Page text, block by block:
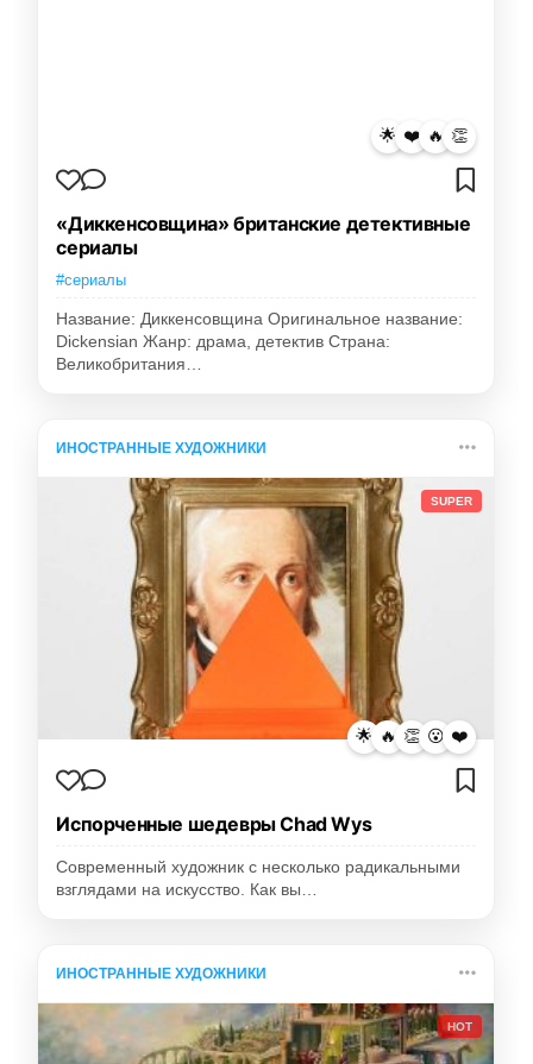
🌟 ❤️ 🔥 👏
«Диккенсовщина» британские детективные
сериалы
#сериалы
Название: Диккенсовщина Оригинальное название:
Dickensian Жанр: драма, детектив Страна:
Великобритания…
ИНОСТРАННЫЕ ХУДОЖНИКИ
SUPER
🌟 🔥 👏 😮 ❤️
Испорченные шедевры Chad Wys
Современный художник с несколько радикальными
взглядами на искусство. Как вы…
ИНОСТРАННЫЕ ХУДОЖНИКИ
HOT